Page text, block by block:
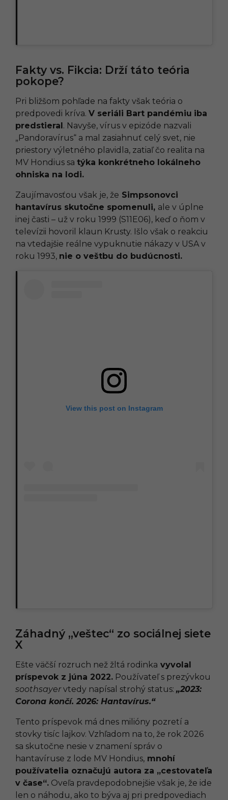
Fakty vs. Fikcia: Drží táto teória
pokope?
Pri bližšom pohľade na fakty však teória o
predpovedi kríva. V seriáli Bart pandémiu iba
predstieral. Navyše, vírus v epizóde nazvali
„Pandoravírus“ a mal zasiahnuť celý svet, nie
priestory výletného plavidla, zatiaľ čo realita na
MV Hondius sa týka konkrétneho lokálneho
ohniska na lodi.
Zaujímavosťou však je, že Simpsonovci
hantavírus skutočne spomenuli, ale v úplne
inej časti – už v roku 1999 (S11E06), keď o ňom v
televízii hovoril klaun Krusty. Išlo však o reakciu
na vtedajšie reálne vypuknutie nákazy v USA v
roku 1993, nie o veštbu do budúcnosti.
View this post on Instagram
Záhadný „veštec“ zo sociálnej siete
X
Ešte väčší rozruch než žltá rodinka vyvolal
príspevok z júna 2022. Používateľ s prezývkou
soothsayervtedy napísal strohý status: „2023:
Corona končí. 2026: Hantavírus.“
Tento príspevok má dnes milióny pozretí a
stovky tisíc lajkov. Vzhľadom na to, že rok 2026
sa skutočne nesie v znamení správ o
hantavíruse z lode MV Hondius, mnohí
používatelia označujú autora za „cestovateľa
v čase“. Oveľa pravdepodobnejšie však je, že ide
len o náhodu, ako to býva aj pri predpovediach